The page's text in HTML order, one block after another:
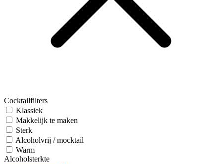
Cocktailfilters
Klassiek
Makkelijk te maken
Sterk
Alcoholvrij / mocktail
Warm
Alcoholsterkte